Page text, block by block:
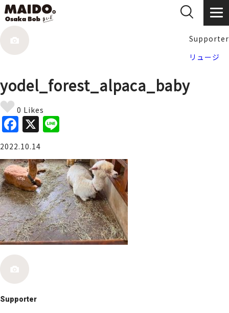
Supporter
リュージ
yodel_forest_alpaca_baby
0 Likes
F
a
c
e
b
o
o
k
X
e
2022.10.14
Supporter